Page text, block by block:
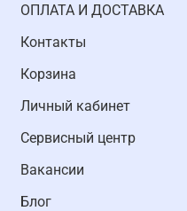
ОПЛАТА И ДОСТАВКА
Контакты
Корзина
Личный кабинет
Cервисный центр
Вакансии
Блог